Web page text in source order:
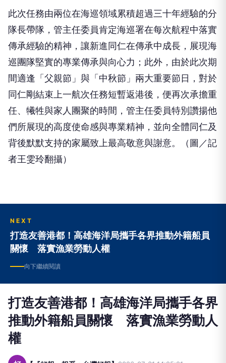
隊長帶隊，管主任委員肯定海巡署在每次航程中落實
傳承經驗的精神，讓新進同仁在傳承中成長，展現海
巡團隊堅實的專業傳承與向心力；此外，由於此次期
間適逢「父親節」與「中秋節」兩大重要節日，對於
同仁剛結束上一航次任務短暫返港後，便再次承擔重
任、犧牲與家人團聚的時間，管主任委員特別讚揚他
們所展現的高度使命感與專業精神，並向全體同仁及
背後默默支持的家屬致上最高敬意與謝意。（圖／記
者王雯玲翻攝）
NEXT
打造友善港都！高雄海洋局攜手各界推動外籍船員
關懷 落實漁業勞動人權
向下繼續閱讀
打造友善港都！高雄海洋局攜手各界
推動外籍船員關懷 落實漁業勞動人
權
好